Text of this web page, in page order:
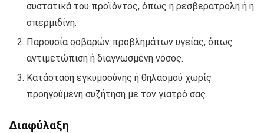
συστατικά του προϊόντος, όπως η ρεσβερατρόλη ή η
σπερμιδίνη.
Παρουσία σοβαρών προβλημάτων υγείας, όπως
αντιμετώπιση ή διαγνωσμένη νόσος.
Κατάσταση εγκυμοσύνης ή θηλασμού χωρίς
προηγούμενη συζήτηση με τον γιατρό σας.
Διαφύλαξη